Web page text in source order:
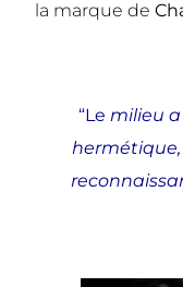
la marque de
“Le milieu a
hermétique,